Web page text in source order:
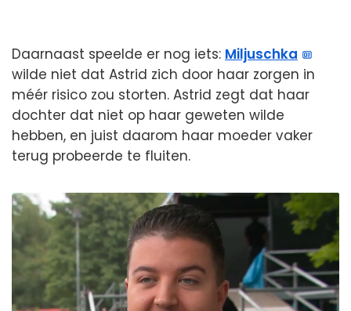
Daarnaast speelde er nog iets: Miljuschka
wilde niet dat Astrid zich door haar zorgen in
méér risico zou storten. Astrid zegt dat haar
dochter dat niet op haar geweten wilde
hebben, en juist daarom haar moeder vaker
terug probeerde te fluiten.